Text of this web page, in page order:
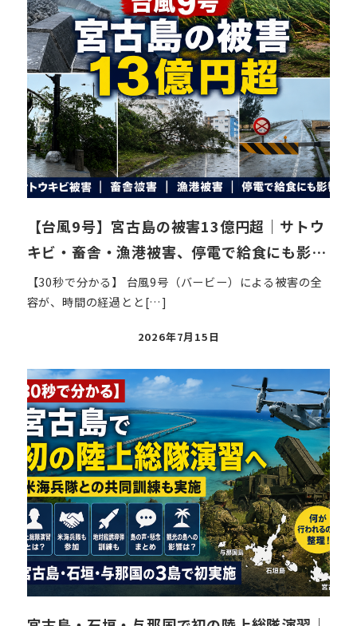
【台風9号】宮古島の被害13億円超｜サトウ
キビ・畜舎・漁港被害、停電で給食にも影…
【30秒で分かる】 台風9号（バービー）による被害の全
容が、時間の経過とと[…]
投
日
2026年7月15日